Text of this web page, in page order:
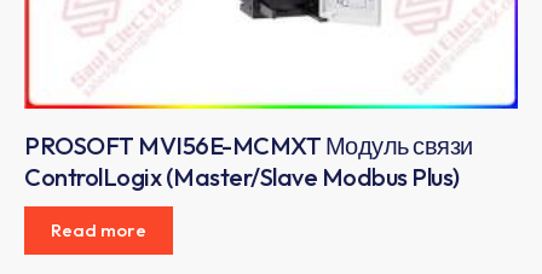
PROSOFT MVI56E-MCMXT Модуль связи
ControlLogix (Master/Slave Modbus Plus)
Read more